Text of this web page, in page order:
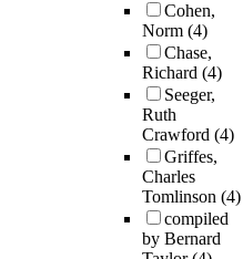
Cohen,
Norm (4)
Chase,
Richard (4)
Seeger,
Ruth
Crawford (4)
Griffes,
Charles
Tomlinson (4)
compiled
by Bernard